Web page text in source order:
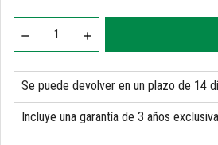
Se puede devolver en un plazo de 14
Incluye una garantía de 3 años